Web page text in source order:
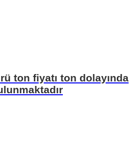
ton fiyatı ton dolayında